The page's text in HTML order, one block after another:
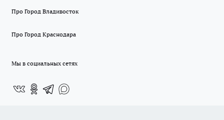
Про Город Владивосток
Про Город Краснодара
Мы в социальных сетях